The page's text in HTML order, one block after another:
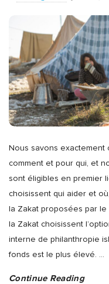
Nous savons
comment et pour qui, et
sont éligibles en premier
choisissent qui aider et
la Zakat proposées par
la Zakat choisissent
interne de philanthropie
fonds est le plus élevé. …
Continue Reading